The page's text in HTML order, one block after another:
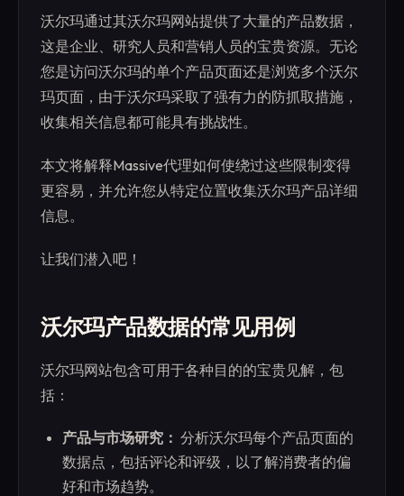
沃尔玛通过其沃尔玛网站提供了大量的产品数据，
这是企业、研究人员和营销人员的宝贵资源。无论
您是访问沃尔玛的单个产品页面还是浏览多个沃尔
玛页面，由于沃尔玛采取了强有力的防抓取措施，
收集相关信息都可能具有挑战性。
本文将解释Massive代理如何使绕过这些限制变得
更容易，并允许您从特定位置收集沃尔玛产品详细
信息。
让我们潜入吧！
沃尔玛产品数据的常见用例
沃尔玛网站包含可用于各种目的的宝贵见解，包
括：
产品与市场研究： 分析沃尔玛每个产品页面的
数据点，包括评论和评级，以了解消费者的偏
好和市场趋势。